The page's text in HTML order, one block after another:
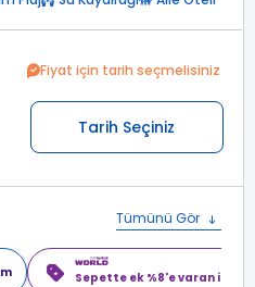
Fiyat için tarih seçmelisiniz
Tarih Seçiniz
Tümünü Gör
Sepette ek %8'e varan